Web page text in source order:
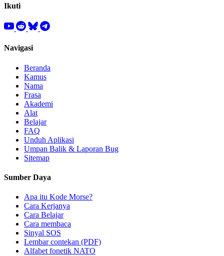
Ikuti
Navigasi
Beranda
Kamus
Nama
Frasa
Akademi
Alat
Belajar
FAQ
Unduh Aplikasi
Umpan Balik & Laporan Bug
Sitemap
Sumber Daya
Apa itu Kode Morse?
Cara Kerjanya
Cara Belajar
Cara membaca
Sinyal SOS
Lembar contekan (PDF)
Alfabet fonetik NATO